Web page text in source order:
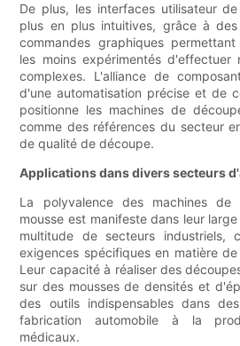
De plus, les interfaces utilisateur
plus en plus intuitives, grâce à
commandes graphiques
les moins expérimentés d'effectuer
complexes. L'alliance de
d'une automatisation précise et de
positionne les machines de
comme des références du secteur
de qualité de découpe.
Applications dans divers secteurs
La polyvalence des machines de
mousse est manifeste dans leur
multitude de secteurs industriels,
exigences spécifiques en matière
Leur capacité à réaliser des
sur des mousses de densités et
des outils indispensables dans
fabrication automobile à la
médicaux.